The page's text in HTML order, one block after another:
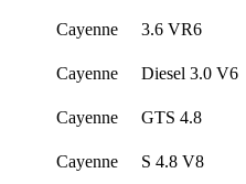
Cayenne
3.6 VR6
Cayenne
Diesel 3.0 V6
Cayenne
GTS 4.8
Cayenne
S 4.8 V8